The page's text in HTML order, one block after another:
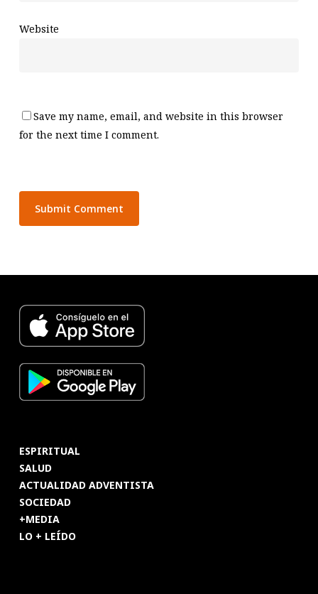
Website
Save my name, email, and website in this browser
for the next time I comment.
ESPIRITUAL
SALUD
ACTUALIDAD ADVENTISTA
SOCIEDAD
+MEDIA
LO + LEÍDO